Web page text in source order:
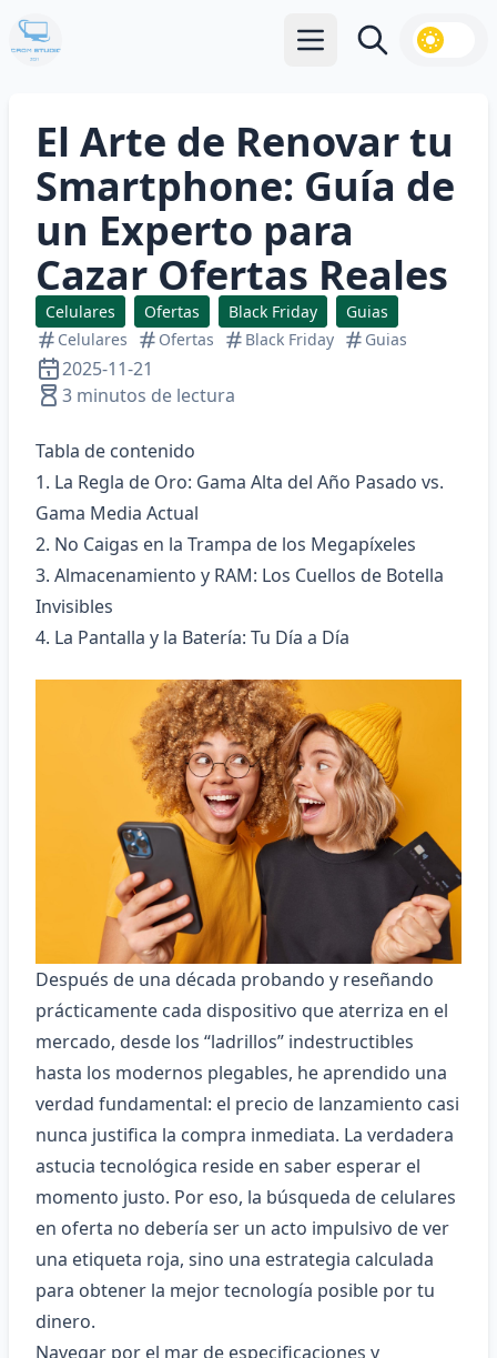
Abrir menú principal
Buscar
El Arte de Renovar tu
Smartphone: Guía de
un Experto para
Cazar Ofertas Reales
Celulares Ofertas Black Friday
Guias
Celulares
Ofertas Black Friday Guias
2025-11-21
3 minutos de lectura
Tabla de contenido
1. La Regla de Oro: Gama Alta del Año Pasado vs.
Gama Media Actual
2. No Caigas en la Trampa de los Megapíxeles
3. Almacenamiento y RAM: Los Cuellos de Botella
Invisibles
4. La Pantalla y la Batería: Tu Día a Día
Después de una década probando y reseñando
prácticamente cada dispositivo que aterriza en el
mercado, desde los “ladrillos” indestructibles
hasta los modernos plegables, he aprendido una
verdad fundamental: el precio de lanzamiento casi
nunca justifica la compra inmediata. La verdadera
astucia tecnológica reside en saber esperar el
momento justo. Por eso, la búsqueda de celulares
en oferta no debería ser un acto impulsivo de ver
una etiqueta roja, sino una estrategia calculada
para obtener la mejor tecnología posible por tu
dinero.
Navegar por el mar de especificaciones y